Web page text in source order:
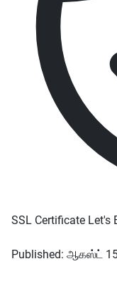
SSL Certificate Let's
Published: ஆகஸ்ட்